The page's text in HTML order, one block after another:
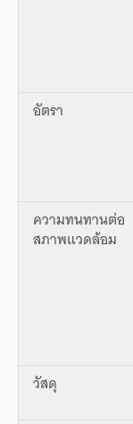
อัตรา
ความทนทานต่อ
สภาพแวดล้อม
วัสดุ